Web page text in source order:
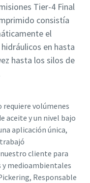
Tier-4 Final
consistía
el
en hasta
hasta los silos de
volúmenes
aceite y un nivel bajo
aplicación única,
cliente para
y medioambientales
Responsable